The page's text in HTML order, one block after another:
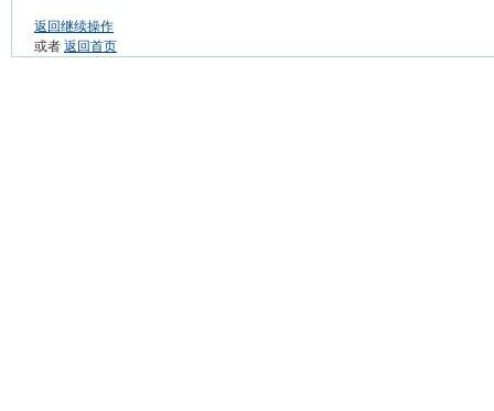
返回继续操作
或者 返回首页